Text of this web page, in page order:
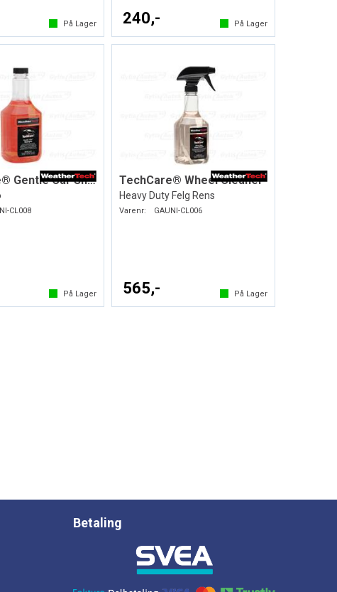
På Lager 240,- På Lager
TechCare® Gentle Car Shampoo
CL008
På Lager
TechCare® Wheel Cleaner
Heavy Duty Felg Rens
Varenr: GAUNI-CL006
565,- På Lager
Betaling